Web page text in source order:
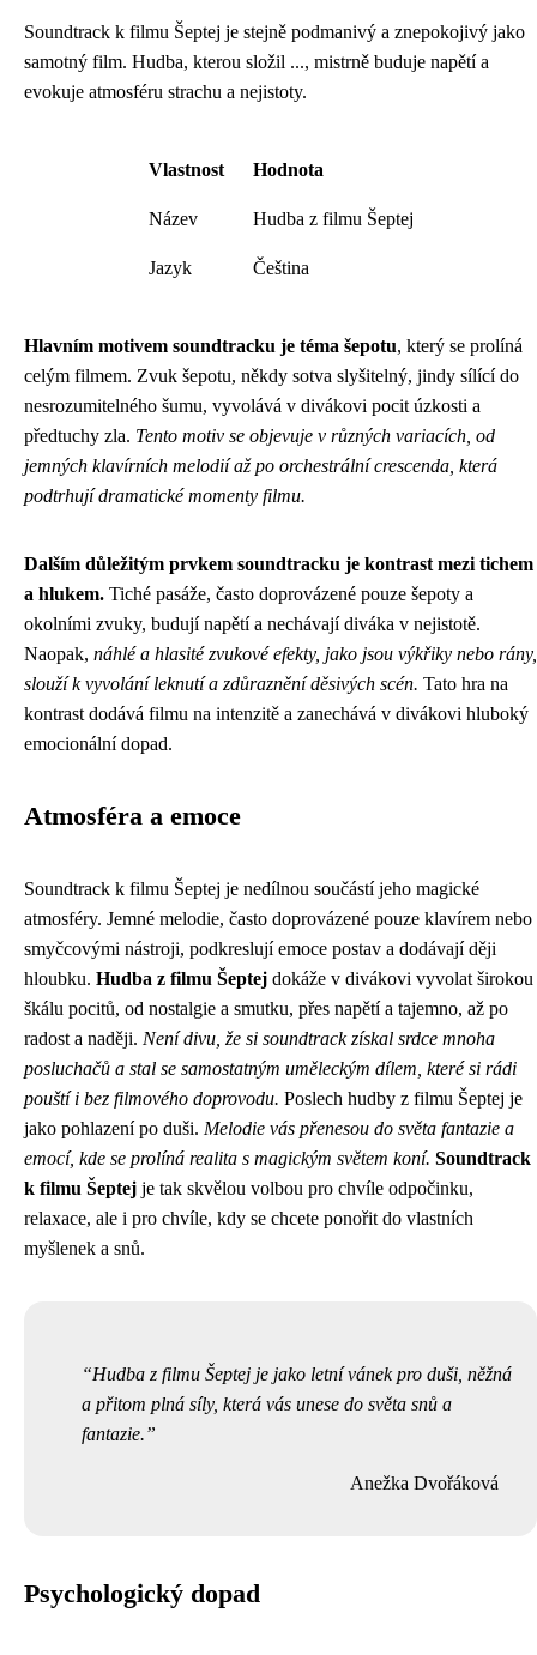
Soundtrack k filmu Šeptej je stejně podmanivý a znepokojivý jako
samotný film. Hudba, kterou složil ..., mistrně buduje napětí a
evokuje atmosféru strachu a nejistoty.
Vlastnost Hodnota
Název Hudba z filmu Šeptej
Jazyk Čeština
Hlavním motivem soundtracku je téma šepotu, který se prolíná
celým filmem. Zvuk šepotu, někdy sotva slyšitelný, jindy sílící do
nesrozumitelného šumu, vyvolává v divákovi pocit úzkosti a
předtuchy zla. Tento motiv se objevuje v různých variacích, od
jemných klavírních melodií až po orchestrální crescenda, která
podtrhují dramatické momenty filmu.
Dalším důležitým prvkem soundtracku je kontrast mezi tichem
a hlukem. Tiché pasáže, často doprovázené pouze šepoty a
okolními zvuky, budují napětí a nechávají diváka v nejistotě.
Naopak, náhlé a hlasité zvukové efekty, jako jsou výkřiky nebo rány,
slouží k vyvolání leknutí a zdůraznění děsivých scén. Tato hra na
kontrast dodává filmu na intenzitě a zanechává v divákovi hluboký
emocionální dopad.
Atmosféra a emoce
Soundtrack k filmu Šeptej je nedílnou součástí jeho magické
atmosféry. Jemné melodie, často doprovázené pouze klavírem nebo
smyčcovými nástroji, podkreslují emoce postav a dodávají ději
hloubku. Hudba z filmu Šeptej dokáže v divákovi vyvolat širokou
škálu pocitů, od nostalgie a smutku, přes napětí a tajemno, až po
radost a naději. Není divu, že si soundtrack získal srdce mnoha
posluchačů a stal se samostatným uměleckým dílem, které si rádi
pouští i bez filmového doprovodu. Poslech hudby z filmu Šeptej je
jako pohlazení po duši. Melodie vás přenesou do světa fantazie a
emocí, kde se prolíná realita s magickým světem koní. Soundtrack
k filmu Šeptej je tak skvělou volbou pro chvíle odpočinku,
relaxace, ale i pro chvíle, kdy se chcete ponořit do vlastních
myšlenek a snů.
Hudba z filmu Šeptej je jako letní vánek pro duši, něžná
a přitom plná síly, která vás unese do světa snů a
fantazie.
Anežka Dvořáková
Psychologický dopad